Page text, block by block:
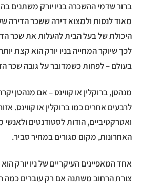
ברור שדמי ההשכרה בניו יורק משתנים
מאוד לנסות ולמצוא דירה ששכר הדירה
היכולת של בעל הבית להעלות את שכר
לכך שיוקר המחייה בניו יורק הוא קצת
בעולם – לפחות כשמדובר על גובה שכר
מנהטן, ברוקלין או קווינס – אם מנהטן
לרבעים אחרים כמו ברוקלין או קווינס.
ואטרקטיביים, הודות לסטודנטים
האחרונות, מקום מגורים במחיר סביר.
אחד המאפיינים העיקריים של ניו יורק
צורת הרחוב משתנה אם רק עוברים כמה